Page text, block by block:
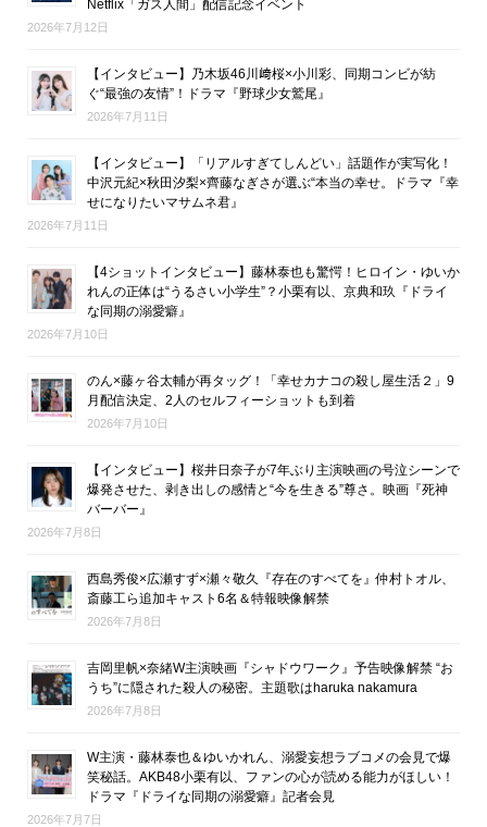
Netflix「ガス人間」配信記念イベント
2026年7月12日
【インタビュー】乃木坂46川﨑桜×小川彩、同期コンビが紡
ぐ“最強の友情”！ドラマ『野球少女鷲尾』
2026年7月11日
【インタビュー】「リアルすぎてしんどい」話題作が実写化！
中沢元紀×秋田汐梨×齊藤なぎさが選ぶ“本当の幸せ。ドラマ『幸
せになりたいマサムネ君』
2026年7月11日
【4ショットインタビュー】藤林泰也も驚愕！ヒロイン・ゆいか
れんの正体は“うるさい小学生”？小栗有以、京典和玖『ドライ
な同期の溺愛癖』
2026年7月10日
のん×藤ヶ谷太輔が再タッグ！「幸せカナコの殺し屋生活２」9
月配信決定、2人のセルフィーショットも到着
2026年7月10日
【インタビュー】桜井日奈子が7年ぶり主演映画の号泣シーンで
爆発させた、剥き出しの感情と“今を生きる”尊さ。映画『死神
バーバー』
2026年7月8日
西島秀俊×広瀬すず×瀬々敬久『存在のすべてを』仲村トオル、
斎藤工ら追加キャスト6名＆特報映像解禁
2026年7月8日
吉岡里帆×奈緒W主演映画『シャドウワーク』予告映像解禁 “お
うち”に隠された殺人の秘密。主題歌はharuka nakamura
2026年7月8日
W主演・藤林泰也＆ゆいかれん、溺愛妄想ラブコメの会見で爆
笑秘話。AKB48小栗有以、ファンの心が読める能力がほしい！
ドラマ『ドライな同期の溺愛癖』記者会見
2026年7月7日